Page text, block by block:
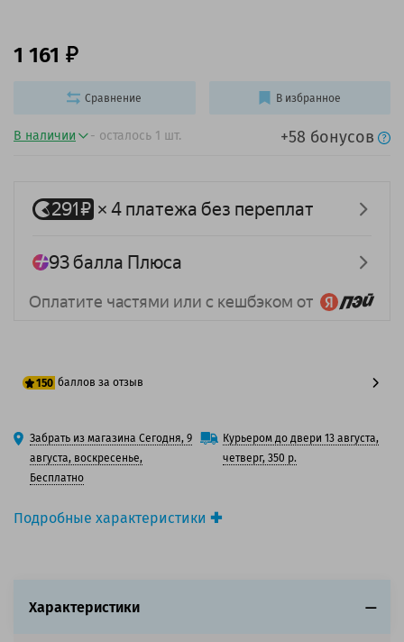
Подробные характеристики
Оригинальность:Совместимый
В наличии - осталось 1 шт. +58 бонусов
1 161
150 баллов за отзыв
125 баллов
150 баллов
Забрать из магазина Сегодня, 9
августа, воскресенье,
Бесплатно
Курьером до двери 13 августа,
четверг, 350 р.
Сравнение В избранное
Характеристики